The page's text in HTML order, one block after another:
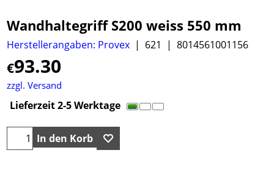
Wandhaltegriff S200 weiss 550 mm
Herstellerangaben: Provex 621 8014561001156
€93.30
zzgl. Versand
Lieferzeit 2-5 Werktage
In den Korb